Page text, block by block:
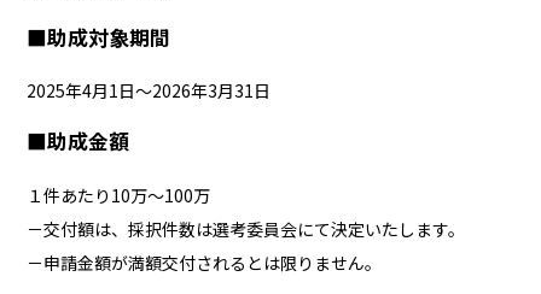
■助成対象期間
2025年4月1日～2026年3月31日
■助成金額
１件あたり10万～100万
－交付額は、採択件数は選考委員会にて決定いたします。
－申請金額が満額交付されるとは限りません。